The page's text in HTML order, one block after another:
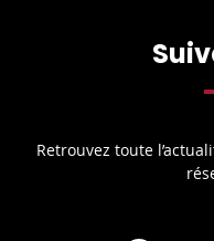
Retrouvez toute